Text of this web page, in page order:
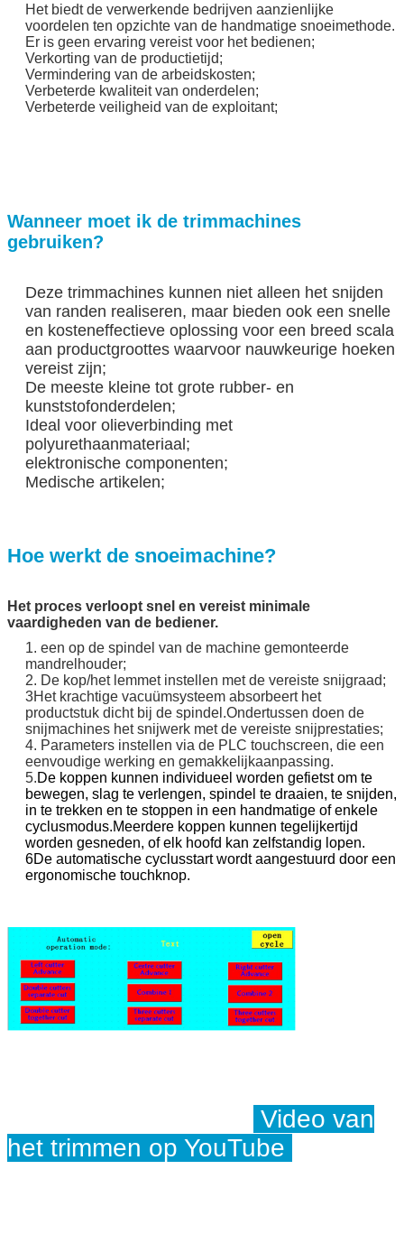
VERZENDEN
Het biedt de verwerkende bedrijven aanzienlijke
voordelen ten opzichte van de handmatige snoeimethode.
Er is geen ervaring vereist voor het bedienen;
Verkorting van de productietijd;
Vermindering van de arbeidskosten;
Verbeterde kwaliteit van onderdelen;
Verbeterde veiligheid van de exploitant;
Wanneer moet ik de trimmachines
gebruiken?
Deze trimmachines kunnen niet alleen het snijden
van randen realiseren, maar bieden ook een snelle
en kosteneffectieve oplossing voor een breed scala
aan productgroottes waarvoor nauwkeurige hoeken
vereist zijn;
De meeste kleine tot grote rubber- en
kunststofonderdelen;
Ideal voor olieverbinding met
polyurethaanmateriaal;
elektronische componenten;
Medische artikelen;
Hoe werkt de snoeimachine?
Het proces verloopt snel en vereist minimale
vaardigheden van de bediener.
1. een op de spindel van de machine gemonteerde
mandrelhouder;
2. De kop/het lemmet instellen met de vereiste snijgraad;
3Het krachtige vacuümsysteem absorbeert het
productstuk dicht bij de spindel.Ondertussen doen de
snijmachines het snijwerk met de vereiste snijprestaties;
4. Parameters instellen via de PLC touchscreen, die een
eenvoudige werking en gemakkelijkaanpassing.
5.De koppen kunnen individueel worden gefietst om te
bewegen, slag te verlengen, spindel te draaien, te snijden,
in te trekken en te stoppen in een handmatige of enkele
cyclusmodus.Meerdere koppen kunnen tegelijkertijd
worden gesneden, of elk hoofd kan zelfstandig lopen.
6De automatische cyclusstart wordt aangestuurd door een
ergonomische touchknop.
Video van
het trimmen op YouTube